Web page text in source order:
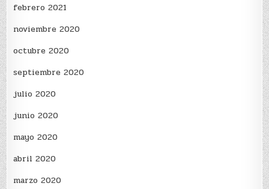
febrero 2021
noviembre 2020
octubre 2020
septiembre 2020
julio 2020
junio 2020
mayo 2020
abril 2020
marzo 2020